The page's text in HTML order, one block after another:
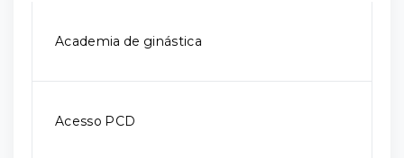
Academia de ginástica
Acesso PCD